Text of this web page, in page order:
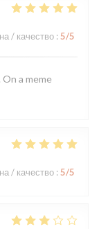
/ качество : 5/5
a meme
/ качество : 5/5